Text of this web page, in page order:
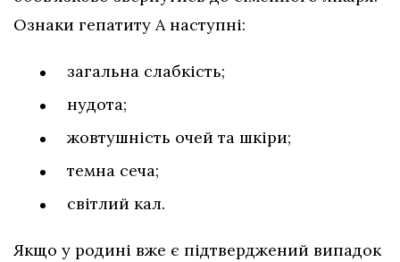
Ознаки гепатиту А наступні:
загальна слабкість;
нудота;
жовтушність очей та шкіри;
темна сеча;
світлий кал.
Якщо у родині вже є підтверджений випадок